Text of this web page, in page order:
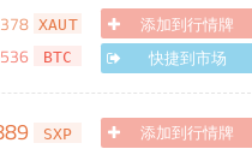
XAUT
BTC
添加到行情牌
快捷到市场
SXP
添加到行情牌